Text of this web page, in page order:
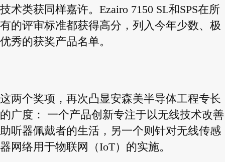
技术类获同样嘉许。Ezairo 7150 SL和SPS在所
有的评审标准都获得高分，列入今年少数、极
优秀的获奖产品名单。
这两个奖项，再次凸显安森美半导体工程专长
的广度： 一个产品创新专注于以无线技术改善
助听器佩戴者的生活，另一个则针对无线传感
器网络用于物联网（IoT）的实施。